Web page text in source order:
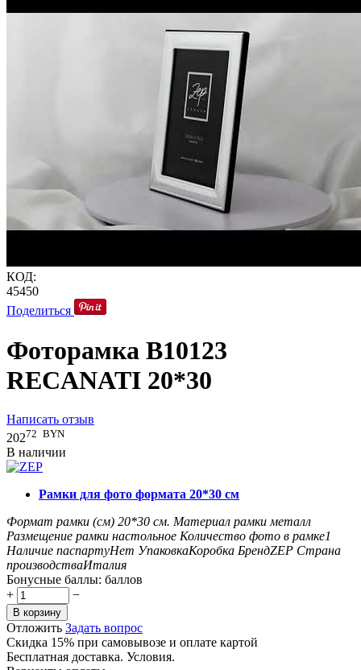
КОД:
45450
Поделиться
Фоторамка B10123
RECANATI 20*30
Написать отзыв
20272 BYN
В наличии
Рамки для фото формата 20*30 см
Формат рамки (см) 20*30 см. Материал рамки металл
Размещение рамки настольное Количество фото в рамке1
Наличие паспартуНет УпаковкаКоробка БрендZEP Страна
производстваИталия
Бонусные баллы: баллов
+
−
В корзину
Отложить Задать вопрос
Скидка 15% при самовывозе и оплате картой
Бесплатная доставка. Условия.